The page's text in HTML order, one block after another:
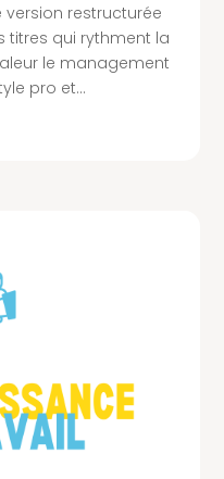
version restructurée
titres qui rythment la
le management
pro et...